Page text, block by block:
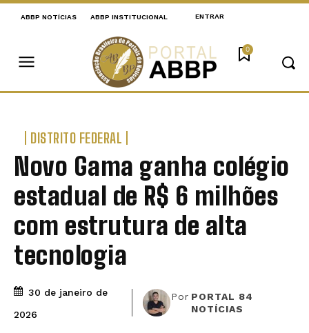
ABBP NOTÍCIAS ABBP INSTITUCIONAL ENTRAR
0
DISTRITO FEDERAL
Novo Gama ganha colégio
estadual de R$ 6 milhões
com estrutura de alta
tecnologia
30 de janeiro de
2026
Por PORTAL 84
NOTÍCIAS